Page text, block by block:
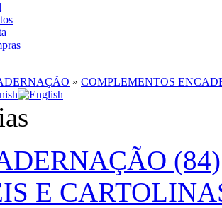
» COMPLEMENTOS
(84)
E